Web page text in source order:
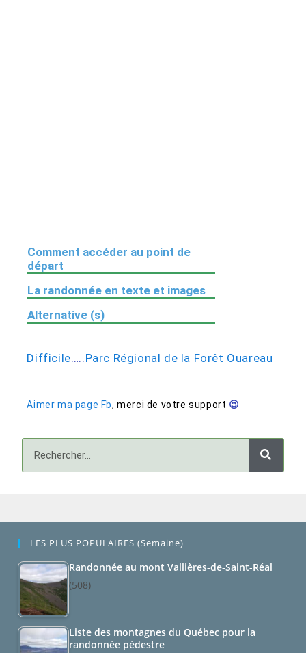
Comment accéder au point de
départ
La randonnée en texte et images
Alternative (s)
Difficile….. Parc Régional de la Forêt Ouareau
Aimer ma page Fb,merci de votre support 😉
LES PLUS POPULAIRES (semaine)
Randonnée au mont Vallières-de-Saint-Réal
(508)
Liste des montagnes du Québec pour la
randonnée pédestre